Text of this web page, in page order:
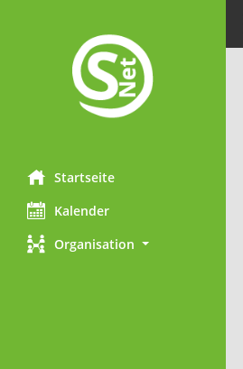
Startseite
Kalender
Organisation